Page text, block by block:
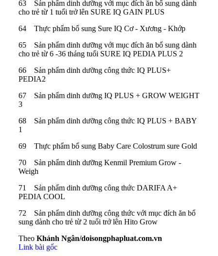
63 Sản phẩm dinh dưỡng với mục đích ăn bổ sung dành
cho trẻ từ 1 tuổi trở lên SURE IQ GAIN PLUS
64 Thực phẩm bổ sung Sure IQ Cơ - Xương - Khớp
65 Sản phẩm dinh dưỡng với mục đích ăn bổ sung dành
cho trẻ từ 6 -36 tháng tuổi SURE IQ PEDIA PLUS 2
66 Sản phẩm dinh dưỡng công thức IQ PLUS+
PEDIA2
67 Sản phẩm dinh dưỡng IQ PLUS + GROW WEIGHT
3
68 Sản phẩm dinh dưỡng công thức IQ PLUS + BABY
1
69 Thực phẩm bổ sung Baby Care Colostrum sure Gold
70 Sản phẩm dinh dưỡng Kenmil Premium Grow -
Weigh
71 Sản phẩm dinh dưỡng công thức DARIFA A+
PEDIA COOL
72 Sản phẩm dinh dưỡng công thức với mục đích ăn bổ
sung dành cho trẻ từ 2 tuổi trở lên Hito Grow
Theo Khánh Ngân/doisongphapluat.com.vn
Link bài gốc